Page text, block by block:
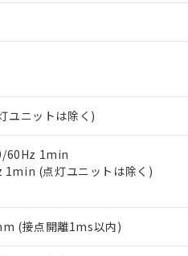
ユニットは除く)
60Hz 1min
1min (点灯ユニットは除く)
(接点開離1ms以内)
、
含有証明書
基準）
有を証明するもので、過去に遡
ステル類４物質の対応では、
日を記載しておりました。
切替を完了していることから、